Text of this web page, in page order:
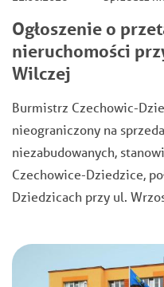
Ogłoszenie o
nieruchomości
Wilczej
Burmistrz Czechowic-
nieograniczony na
niezabudowanych,
Czechowice-Dziedzice,
Dziedzicach przy ul.